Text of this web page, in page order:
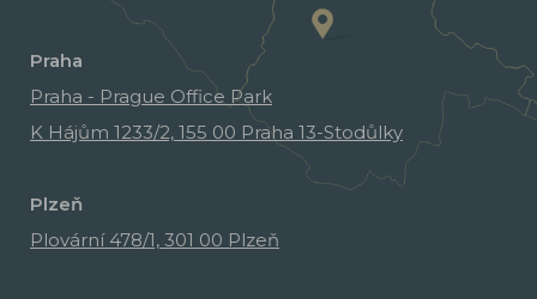
Praha
Praha - Prague Office Park
K Hájům 1233/2, 155 00 Praha 13-Stodůlky
Plzeň
Plovární 478/1, 301 00 Plzeň